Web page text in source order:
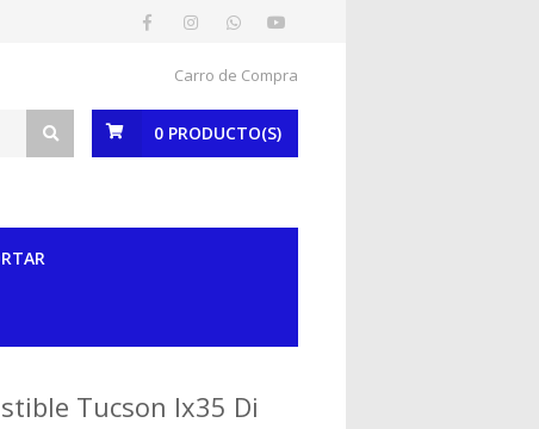
Carro de Compra
0 PRODUCTO(S)
Tucson Ix35 Di